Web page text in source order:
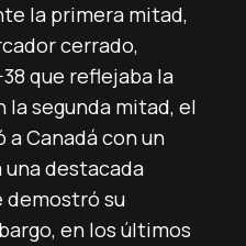
la primera mitad,
cerrado,
que reflejaba la
la segunda mitad, el
Canadá con un
una destacada
demostró su
en los últimos